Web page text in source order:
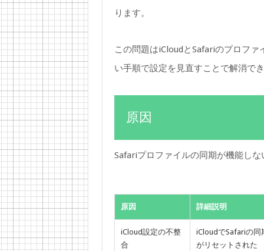
ります。
この問題はiCloudとSafariのプロフ
い手順で設定を見直すことで解消で
原因
Safariプロファイルの同期が機能し
原因 詳細説明
iCloud設定の不整
合
iCloudでSafariの同
がリセットされた